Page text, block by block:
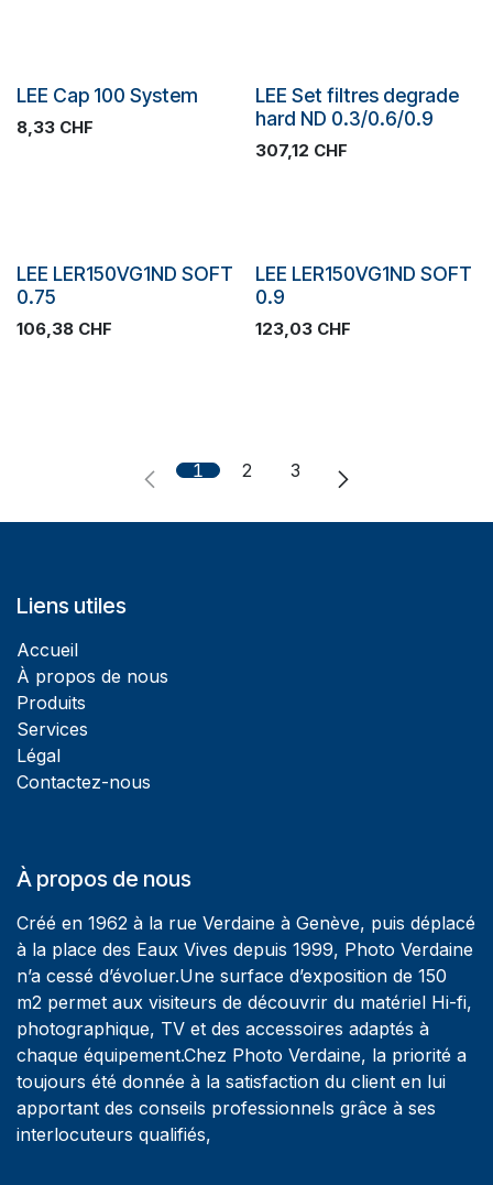
SOLDES
LEE Cap 100 System
8,33 CHF SOLDES
LEE Set filtres degrade
hard ND 0.3/0.6/0.9
307,12 CHF
SOLDES
LEE LER150VG1ND SOFT
0.75
106,38 CHF
SOLDES
LEE LER150VG1ND SOFT
0.9
123,03CHF
1 2 3
Liens utiles
Accueil
À propos de nous
Produits
Services
Légal
Contactez-nous
À propos de nous
Créé en 1962 à la rue Verdaine à Genève, puis déplacé
à la place des Eaux Vives depuis 1999, Photo Verdaine
n’a cessé d’évoluer.Une surface d’exposition de 150
m2 permet aux visiteurs de découvrir du matériel Hi-fi,
photographique, TV et des accessoires adaptés à
chaque équipement.Chez Photo Verdaine, la priorité a
toujours été donnée à la satisfaction du client en lui
apportant des conseils professionnels grâce à ses
interlocuteurs qualifiés,